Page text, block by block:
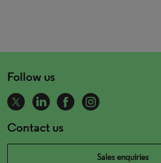
Follow us
Contact us
Sales enquiries